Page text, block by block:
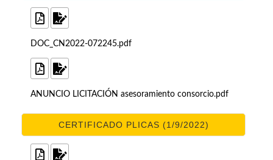
DOC_CN2022-072245.pdf
ANUNCIO LICITACIÓN asesoramiento consorcio.pdf
CERTIFICADO PLICAS (1/9/2022)